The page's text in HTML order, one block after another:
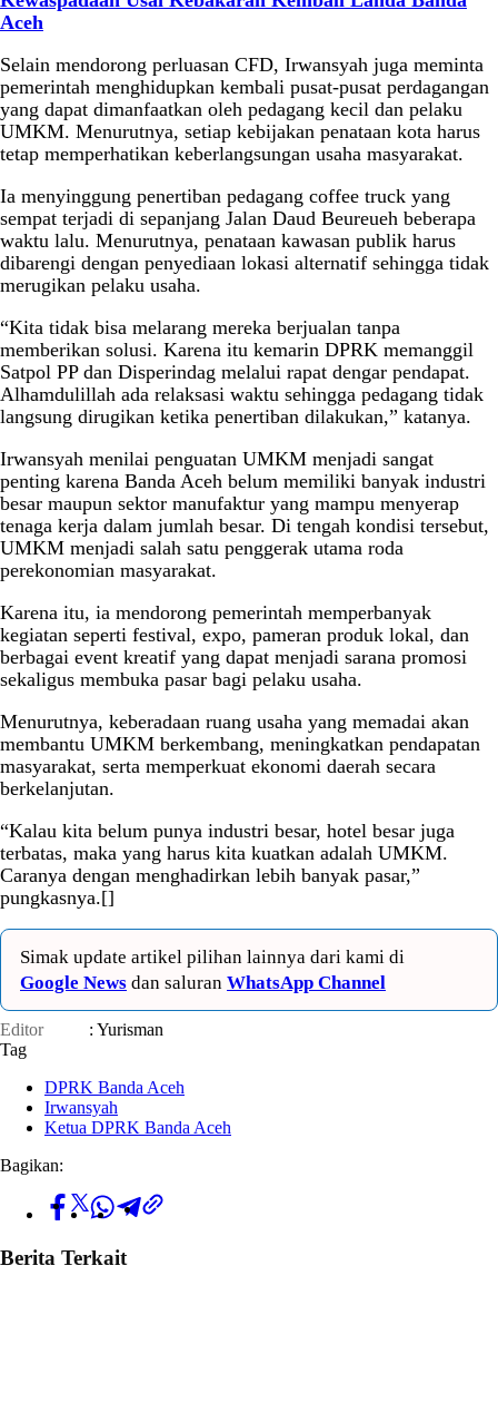
Aceh
Selain mendorong perluasan CFD, Irwansyah juga meminta
pemerintah menghidupkan kembali pusat-pusat perdagangan
yang dapat dimanfaatkan oleh pedagang kecil dan pelaku
UMKM. Menurutnya, setiap kebijakan penataan kota harus
tetap memperhatikan keberlangsungan usaha masyarakat.
Ia menyinggung penertiban pedagang coffee truck yang
sempat terjadi di sepanjang Jalan Daud Beureueh beberapa
waktu lalu. Menurutnya, penataan kawasan publik harus
dibarengi dengan penyediaan lokasi alternatif sehingga tidak
merugikan pelaku usaha.
“Kita tidak bisa melarang mereka berjualan tanpa
memberikan solusi. Karena itu kemarin DPRK memanggil
Satpol PP dan Disperindag melalui rapat dengar pendapat.
Alhamdulillah ada relaksasi waktu sehingga pedagang tidak
langsung dirugikan ketika penertiban dilakukan,” katanya.
Irwansyah menilai penguatan UMKM menjadi sangat
penting karena Banda Aceh belum memiliki banyak industri
besar maupun sektor manufaktur yang mampu menyerap
tenaga kerja dalam jumlah besar. Di tengah kondisi tersebut,
UMKM menjadi salah satu penggerak utama roda
perekonomian masyarakat.
Karena itu, ia mendorong pemerintah memperbanyak
kegiatan seperti festival, expo, pameran produk lokal, dan
berbagai event kreatif yang dapat menjadi sarana promosi
sekaligus membuka pasar bagi pelaku usaha.
Menurutnya, keberadaan ruang usaha yang memadai akan
membantu UMKM berkembang, meningkatkan pendapatan
masyarakat, serta memperkuat ekonomi daerah secara
berkelanjutan.
“Kalau kita belum punya industri besar, hotel besar juga
terbatas, maka yang harus kita kuatkan adalah UMKM.
Caranya dengan menghadirkan lebih banyak pasar,”
pungkasnya.[]
Simak update artikel pilihan lainnya dari kami di
Google News dan saluran WhatsApp Channel
Editor
: Yurisman
Tag
DPRK Banda Aceh
Irwansyah
Ketua DPRK Banda Aceh
Bagikan:
Berita Terkait